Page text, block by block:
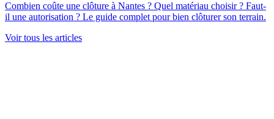
Combien coûte une clôture à Nantes ? Quel matériau choisir ? Faut-
il une autorisation ? Le guide complet pour bien clôturer son terrain.
Voir tous les articles